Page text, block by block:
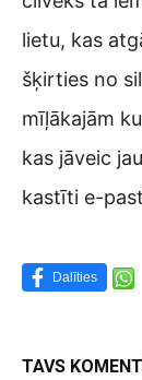
lietu, kas
šķirties no
mīļākajām
kas jāveic
kastīti e-
Dalīties
TAVS